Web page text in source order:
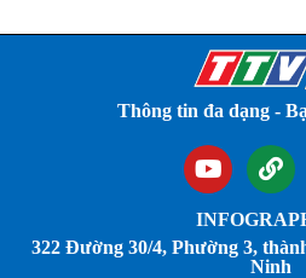
Thông tin đa dạng -
322 Đường 30/4, Phường 3,
Ninh